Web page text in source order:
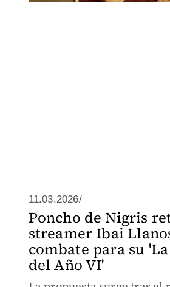
11.03.2026/
Poncho de Nigris
streamer Ibai
combate para su
del Año VI'